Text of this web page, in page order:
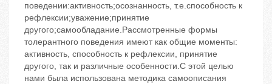
поведении:активность;осознанность, т.е.способность к
рефлексии;уважение;принятие
другого;самообладание.Рассмотренные формы
толерантного поведения имеют как общие моменты:
активность, способность к рефлексии, принятие
другого, так и различные особенности.С этой целью
нами была использована методика самоописания